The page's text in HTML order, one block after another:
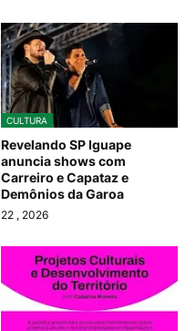
CULTURA
Revelando SP Iguape
anuncia shows com
Carreiro e Capataz e
Demônios da Garoa
22 , 2026